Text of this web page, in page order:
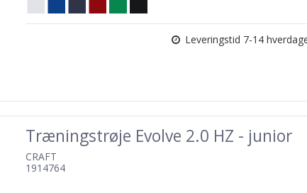
Leveringstid 7-14
Træningstrøje Evolve 2.0 HZ - junior
CRAFT
1914764